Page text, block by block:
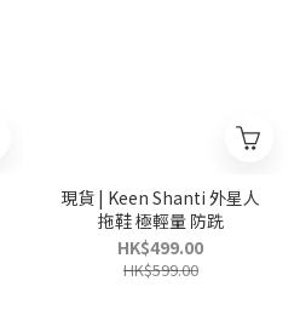
現貨 | Keen Shanti 外星人
拖鞋 極輕量 防跣
HK$499.00
HK$599.00